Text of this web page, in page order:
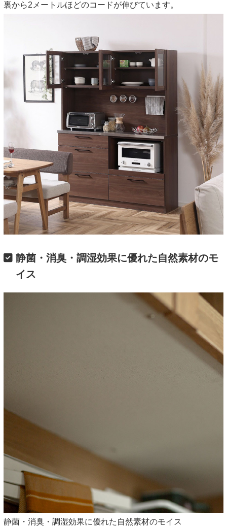
裏から2メートルほどのコードが伸びています。
静菌・消臭・調湿効果に優れた自然素材のモ
イス
静菌・消臭・調湿効果に優れた自然素材のモイス